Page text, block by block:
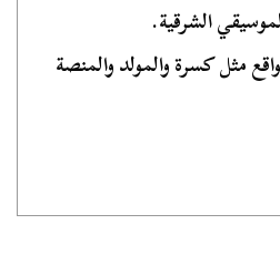
الشرقية.
مثل كسرة والمولد والمنصة